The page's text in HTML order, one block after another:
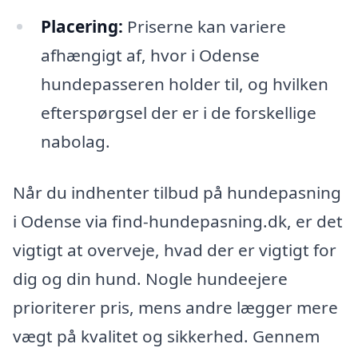
Placering: Priserne kan variere
afhængigt af, hvor i Odense
hundepasseren holder til, og hvilken
efterspørgsel der er i de forskellige
nabolag.
Når du indhenter tilbud på hundepasning
i Odense via find-hundepasning.dk, er det
vigtigt at overveje, hvad der er vigtigt for
dig og din hund. Nogle hundeejere
prioriterer pris, mens andre lægger mere
vægt på kvalitet og sikkerhed. Gennem